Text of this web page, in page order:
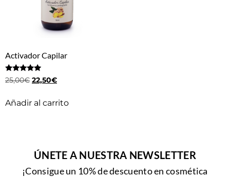
Activador Capilar
Valorado
con
de 5
25,00€ 22,50€
Añadir al carrito
ÚNETE A NUESTRA NEWSLETTER
¡Consigue un 10% de descuento en cosmética